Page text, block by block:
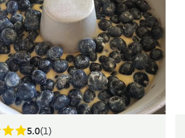
5.0(1)